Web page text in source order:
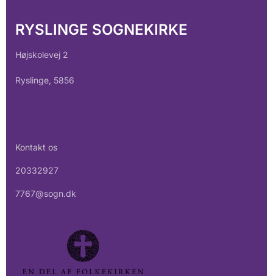
RYSLINGE SOGNEKIRKE
Højskolevej 2
Ryslinge, 5856
Kontakt os
20332927
7767@sogn.dk